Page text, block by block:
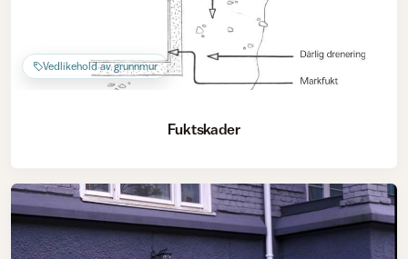
Vedlikehold av grunnmur
Fuktskader